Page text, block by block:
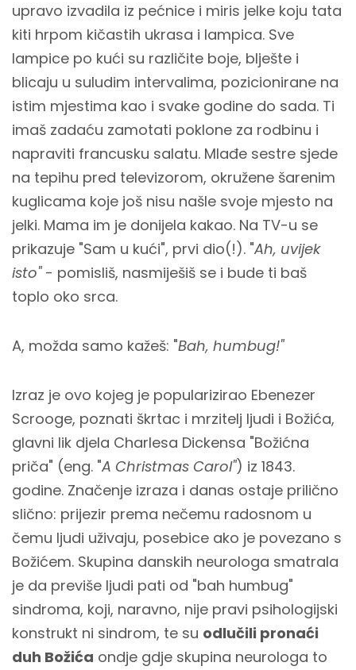
upravo izvadila iz pećnice i miris jelke koju tata
kiti hrpom kičastih ukrasa i lampica. Sve
lampice po kući su različite boje, blješte i
blicaju u suludim intervalima, pozicionirane na
istim mjestima kao i svake godine do sada. Ti
imaš zadaću zamotati poklone za rodbinu i
napraviti francusku salatu. Mlađe sestre sjede
na tepihu pred televizorom, okružene šarenim
kuglicama koje još nisu našle svoje mjesto na
jelki. Mama im je donijela kakao. Na TV-u se
prikazuje "Sam u kući", prvi dio(!). "Ah, uvijek
isto"- pomisliš, nasmiješiš se i bude ti baš
toplo oko srca.
A, možda samo kažeš: "Bah, humbug!"
Izraz je ovo kojeg je popularizirao Ebenezer
Scrooge, poznati škrtac i mrzitelj ljudi i Božića,
glavni lik djela Charlesa Dickensa "Božićna
priča" (eng. "A Christmas Carol") iz 1843.
godine. Značenje izraza i danas ostaje prilično
slično: prijezir prema nečemu radosnom u
čemu ljudi uživaju, posebice ako je povezano s
Božićem. Skupina danskih neurologa smatrala
je da previše ljudi pati od "bah humbug"
sindroma, koji, naravno, nije pravi psihologijski
konstrukt ni sindrom, te su odlučili pronaći
duh Božića ondje gdje skupina neurologa to